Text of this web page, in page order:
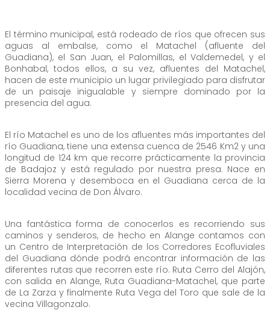
El término municipal, está rodeado de ríos que ofrecen sus
aguas al embalse, como el Matachel (afluente del
Guadiana), el San Juan, el Palomillas, el Valdemedel, y el
Bonhabal, todos ellos, a su vez, afluentes del Matachel,
hacen de este municipio un lugar privilegiado para disfrutar
de un paisaje inigualable y siempre dominado por la
presencia del agua.
El río Matachel es uno de los afluentes más importantes del
río Guadiana, tiene una extensa cuenca de 2546 Km2 y una
longitud de 124 km que recorre prácticamente la provincia
de Badajoz y está regulado por nuestra presa. Nace en
Sierra Morena y desemboca en el Guadiana cerca de la
localidad vecina de Don Álvaro.
Una fantástica forma de conocerlos es recorriendo sus
caminos y senderos, de hecho en Alange contamos con
un Centro de Interpretación de los Corredores Ecofluviales
del Guadiana dónde podrá encontrar información de las
diferentes rutas que recorren este río. Ruta Cerro del Alajón,
con salida en Alange, Ruta Guadiana-Matachel, que parte
de La Zarza y finalmente Ruta Vega del Toro que sale de la
vecina Villagonzalo.